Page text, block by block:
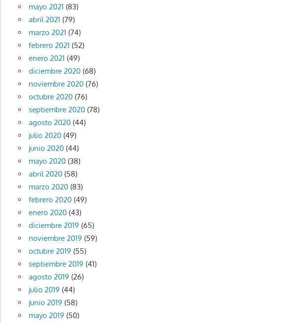
mayo 2021 (83)
abril 2021 (79)
marzo 2021 (74)
febrero 2021 (52)
enero 2021 (49)
diciembre 2020(68)
noviembre 2020(76)
octubre 2020(76)
septiembre 2020(78)
agosto 2020(44)
julio 2020(49)
junio 2020(44)
mayo 2020(38)
abril 2020(58)
marzo 2020(83)
febrero 2020(49)
enero 2020(43)
diciembre 2019 (65)
noviembre 2019 (59)
octubre 2019 (55)
septiembre 2019 (41)
agosto 2019 (26)
julio 2019 (44)
junio 2019 (58)
mayo 2019 (50)